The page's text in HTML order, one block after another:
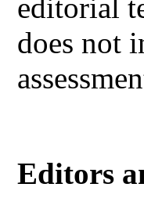
editorial
does not
Editors